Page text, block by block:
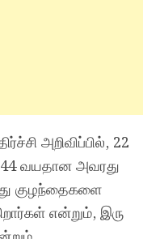
அறிவிப்பில், 22
வயதான அவரது
குழந்தைகளை
என்றும், இரு